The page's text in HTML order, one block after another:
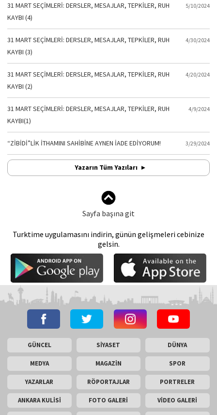
31 MART SEÇİMLERİ: DERSLER, MESAJLAR, TEPKİLER, RUH
KAYBI (4)
5/10/2024
31 MART SEÇİMLERİ: DERSLER, MESAJLAR, TEPKİLER, RUH
KAYBI (3)
4/30/2024
31 MART SEÇİMLERİ: DERSLER, MESAJLAR, TEPKİLER, RUH
KAYBI (2)
4/20/2024
31 MART SEÇİMLERİ: DERSLER, MESAJLAR, TEPKİLER, RUH
KAYBI(1)
4/9/2024
“ZİBİDİ”LİK İTHAMINI SAHİBİNE AYNEN İADE EDİYORUM! 3/29/2024
Yazarın Tüm Yazıları
Sayfa başına git
Turktime uygulamasını indirin, günün gelişmeleri cebinize
gelsin.
GÜNCEL SİYASET DÜNYA
MEDYA MAGAZİN SPOR
YAZARLAR RÖPORTAJLAR PORTRELER
ANKARA KULİSİ FOTO GALERİ VİDEO GALERİ